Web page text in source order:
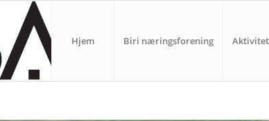
Hjem Biri næringsforening